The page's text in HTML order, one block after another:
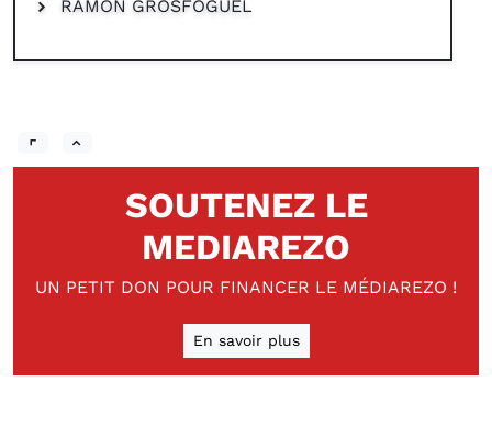
RAMÓN GROSFOGUEL
SOUTENEZ LE
MEDIAREZO
UN PETIT DON POUR FINANCER LE MÉDIAREZO !
En savoir plus